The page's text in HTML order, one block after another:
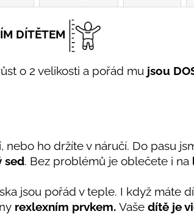
DÍTĚTEM
o 2 velikosti a pořád mu jsou
nebo ho držíte v náručí. Do pasu
sed. Bez problémů je oblečete i na
jsou pořád v teple. I když máte
rexlexním prvkem. Vaše dítě je